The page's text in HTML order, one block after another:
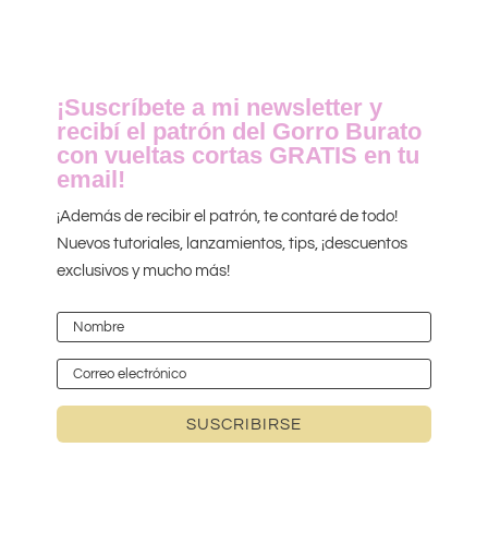
¡Suscríbete a mi newsletter y
recibí el patrón del Gorro Burato
con vueltas cortas GRATIS en tu
email!
¡Además de recibir el patrón, te contaré de todo!
Nuevos tutoriales, lanzamientos, tips, ¡descuentos
exclusivos y mucho más!
SUSCRIBIRSE